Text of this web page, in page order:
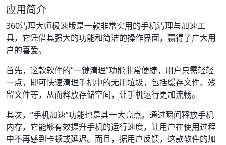
应用简介
360清理大师极速版是一款非常实用的手机清理与加速工
具，它凭借其强大的功能和简洁的操作界面，赢得了广大用
户的喜爱。
首先，这款软件的“一键清理”功能非常便捷，用户只需轻轻
一点，即可快速清理手机中的无用垃圾，包括缓存文件、残
留文件等，从而释放存储空间，让手机运行更加流畅。
其次，“手机加速”功能也是其一大亮点。通过瞬间释放手机
内存，它能够有效提升手机的运行速度，让用户在使用过程
中不再感到卡顿或延迟。而且，据用户反馈，这款软件的加